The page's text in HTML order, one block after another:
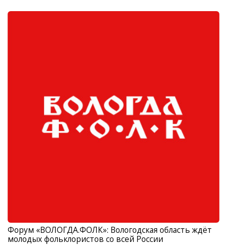
Форум «ВОЛОГДА.ФОЛК»: Вологодская область ждёт
молодых фольклористов со всей России